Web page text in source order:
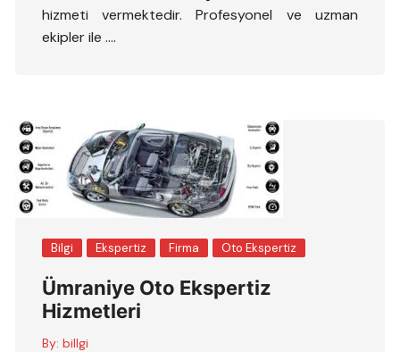
hizmeti vermektedir. Profesyonel ve uzman
ekipler ile ….
Bilgi Ekspertiz Firma Oto Ekspertiz
Ümraniye Oto Ekspertiz
Hizmetleri
By: billgi